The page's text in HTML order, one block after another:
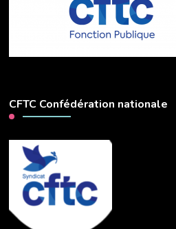
CFTC Confédération nationale